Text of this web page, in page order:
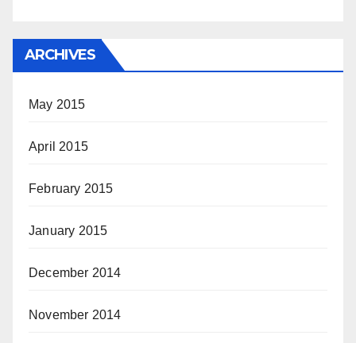
ARCHIVES
May 2015
April 2015
February 2015
January 2015
December 2014
November 2014